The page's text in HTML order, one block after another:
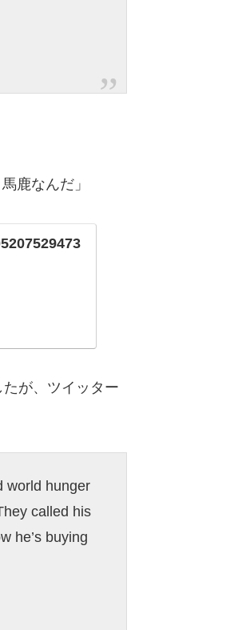
鹿なんだ」
が、ツイッター
world hunger
called his
he’s buying